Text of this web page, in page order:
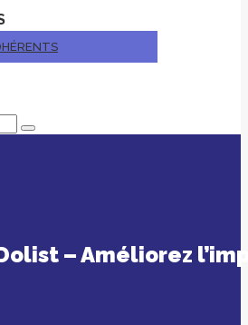
– Améliorez